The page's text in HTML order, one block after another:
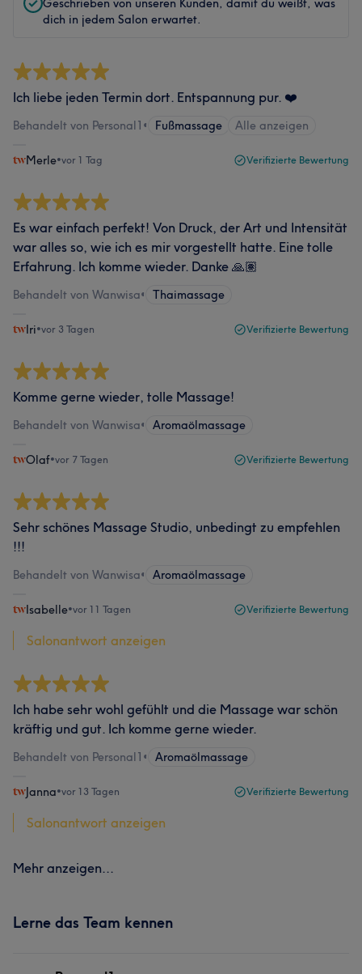
Geschrieben von unseren Kunden, damit du weißt, was
dich in jedem Salon erwartet.
Ich liebe jeden Termin dort. Entspannung pur. ❤️
Behandelt von Personal1 • Fußmassage Alle anzeigen
Merle•vor 1 Tag Verifizierte Bewertung
Es war einfach perfekt! Von Druck, der Art und Intensität
war alles so, wie ich es mir vorgestellt hatte. Eine tolle
Erfahrung. Ich komme wieder. Danke 🙏🏽
Behandelt von Wanwisa• Thaimassage
Iri•vor 3 Tagen Verifizierte Bewertung
Komme gerne wieder, tolle Massage!
Behandelt von Wanwisa• Aromaölmassage
Olaf•vor 7 Tagen Verifizierte Bewertung
Sehr schönes Massage Studio, unbedingt zu empfehlen
!!!
Behandelt von Wanwisa• Aromaölmassage
Isabelle•vor 11 Tagen Verifizierte Bewertung
Salonantwort anzeigen
Ich habe sehr wohl gefühlt und die Massage war schön
kräftig und gut. Ich komme gerne wieder.
Behandelt von Personal1 • Aromaölmassage
Janna•vor 13 Tagen Verifizierte Bewertung
Salonantwort anzeigen
Mehr anzeigen...
Lerne das Team kennen